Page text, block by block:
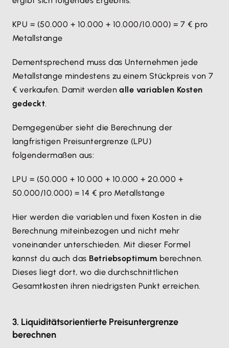
KPU = (50.000 + 10.000 + 10.000/10.000) = 7 € pro
Metallstange
Dementsprechend muss das Unternehmen jede
Metallstange mindestens zu einem Stückpreis von 7
€ verkaufen. Damit werdenalle variablen Kosten
gedeckt.
Demgegenüber sieht die Berechnung der
langfristigen Preisuntergrenze (LPU)
folgendermaßen aus:
LPU = (50.000 + 10.000 + 10.000 + 20.000 +
50.000/10.000) = 14 € pro Metallstange
Hier werden die variablen und fixen Kosten in die
Berechnung miteinbezogen und nicht mehr
voneinander unterschieden. Mit dieser Formel
kannst du auch das Betriebsoptimum berechnen.
Dieses liegt dort, wo die durchschnittlichen
Gesamtkosten ihren niedrigsten Punkt erreichen.
3. Liquiditätsorientierte Preisuntergrenze
berechnen